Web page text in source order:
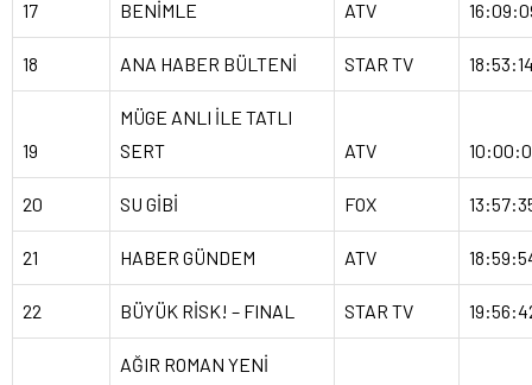
17
BENİMLE
ATV
18 ANA HABER BÜLTENİ STAR TV
19
MÜGE ANLI İLE TATLI
SERT
ATV
20 SU GİBİ FOX
21 HABER GÜNDEM ATV
22 BÜYÜK RİSK! – FINAL STAR TV
AĞIR ROMAN YENİ